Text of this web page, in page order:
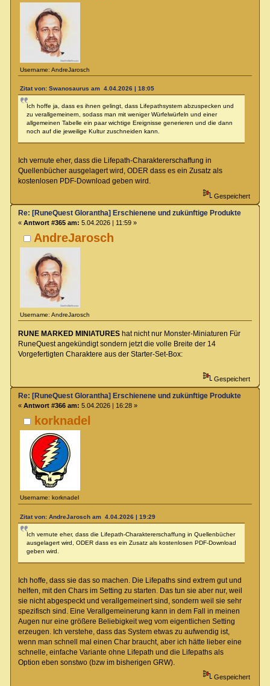
Username: AndreJarosch
Zitat von: Swanosaurus am 4.04.2026 | 18:05
Ich hoffe ja, dass es ihnen gelingt, dass Lifepathsystem abzuspecken und
zu verallgemeinern, sodass man mit weniger Würfelwürfeln und einer
allgemeinen Tabelle ein paar wichtige Ereignisse generieren und die dann
noch auf die jeweilige Kultur zuschneiden kann.
Ich vernute eher, dass die Lifepath-Charaktererschaffung in
Quellenbücher ausgelagert wird, ODER dass es ein Zusatz als
kostenlosen PDF-Download geben wird.
Gespeichert
AndreJarosch
Username: AndreJarosch
Re: [RuneQuest Glorantha] Erschienene und zukünftige Produkte
« Antwort #365 am: 5.04.2026 | 11:59 »
RUNE MARKED MINIATUREShat nicht nur Monster-Miniaturen Für
RuneQuest angekündigt sondern jetzt die volle Breite der 14
Vorgefertigten Charaktere aus der Starter-Set-Box:
Gespeichert
korknadel
Username: korknadel
Re: [RuneQuest Glorantha] Erschienene und zukünftige Produkte
« Antwort #366 am: 5.04.2026 | 16:28 »
Zitat von: AndreJarosch am 4.04.2026 | 19:29
Ich vernute eher, dass die Lifepath-Charaktererschaffung in Quellenbücher
ausgelagert wird, ODER dass es ein Zusatz als kostenlosen PDF-Download
geben wird.
Ich hoffe, dass sie das so machen. Die Lifepaths sind extrem gut und
helfen, mit den Chars im Setting zu starten. Das tun sie aber nur, weil
sie nicht abgespeckt und verallgemeinert sind, sondern weil sie sehr
spezifisch sind. Eine Verallgemeinerung kann in dem Fall in meinen
Augen nur eine größere Beliebigkeit weg vom eigentlichen Setting
erzeugen. Ich verstehe, dass das System etwas zu aufwendig ist,
wenn man schnell mal einen Char braucht, aber ich hätte lieber eine
schnelle, einfache Variante ohne Lifepath und die Lifepaths als
Option eben sonstwo (bzw im bisherigen GRW).
Gespeichert